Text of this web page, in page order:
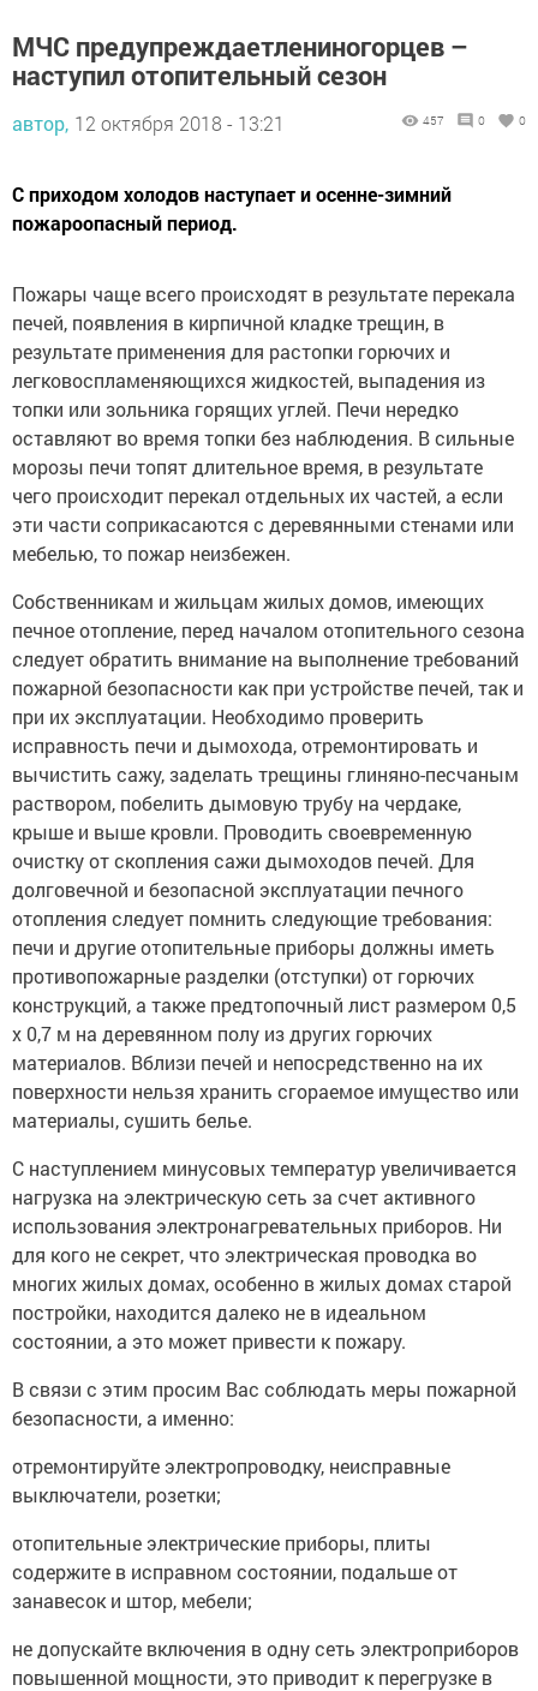
МЧС предупреждаетлениногорцев –
наступил отопительный сезон
автор, 12 октября 2018 - 13:21 457 0 0
С приходом холодов наступает и осенне-зимний
пожароопасный период.
Пожары чаще всего происходят в результате перекала
печей, появления в кирпичной кладке трещин, в
результате применения для растопки горючих и
легковоспламеняющихся жидкостей, выпадения из
топки или зольника горящих углей. Печи нередко
оставляют во время топки без наблюдения. В сильные
морозы печи топят длительное время, в результате
чего происходит перекал отдельных их частей, а если
эти части соприкасаются с деревянными стенами или
мебелью, то пожар неизбежен.
Собственникам и жильцам жилых домов, имеющих
печное отопление, перед началом отопительного сезона
следует обратить внимание на выполнение требований
пожарной безопасности как при устройстве печей, так и
при их эксплуатации. Необходимо проверить
исправность печи и дымохода, отремонтировать и
вычистить сажу, заделать трещины глиняно-песчаным
раствором, побелить дымовую трубу на чердаке,
крыше и выше кровли. Проводить своевременную
очистку от скопления сажи дымоходов печей. Для
долговечной и безопасной эксплуатации печного
отопления следует помнить следующие требования:
печи и другие отопительные приборы должны иметь
противопожарные разделки (отступки) от горючих
конструкций, а также предтопочный лист размером 0,5
х 0,7 м на деревянном полу из других горючих
материалов. Вблизи печей и непосредственно на их
поверхности нельзя хранить сгораемое имущество или
материалы, сушить белье.
С наступлением минусовых температур увеличивается
нагрузка на электрическую сеть за счет активного
использования электронагревательных приборов. Ни
для кого не секрет, что электрическая проводка во
многих жилых домах, особенно в жилых домах старой
постройки, находится далеко не в идеальном
состоянии, а это может привести к пожару.
В связи с этим просим Вас соблюдать меры пожарной
безопасности, а именно:
отремонтируйте электропроводку, неисправные
выключатели, розетки;
отопительные электрические приборы, плиты
содержите в исправном состоянии, подальше от
занавесок и штор, мебели;
не допускайте включения в одну сеть электроприборов
повышенной мощности, это приводит к перегрузке в